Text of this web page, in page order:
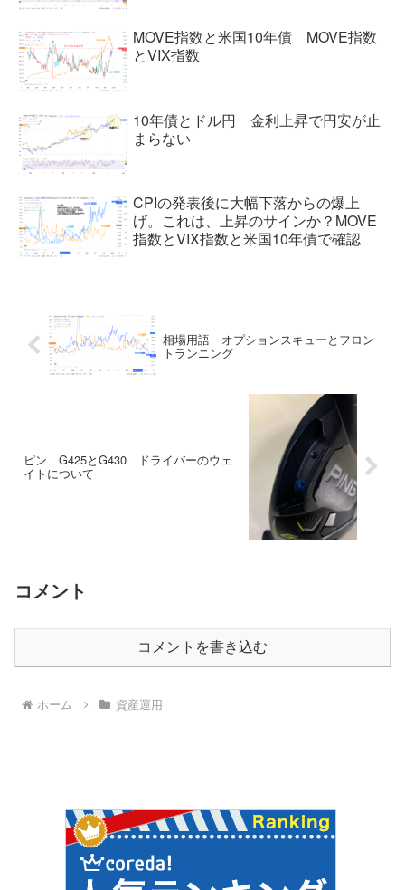
MOVE指数と米国10年債 MOVE指数
とVIX指数
10年債とドル円 金利上昇で円安が止
まらない
CPIの発表後に大幅下落からの爆上
げ。これは、上昇のサインか？MOVE
指数とVIX指数と米国10年債で確認
相場用語 オプションスキューとフロン
トランニング
ピン G425とG430 ドライバーのウェ
イトについて
コメント
コメントを書き込む
ホーム 資産運用